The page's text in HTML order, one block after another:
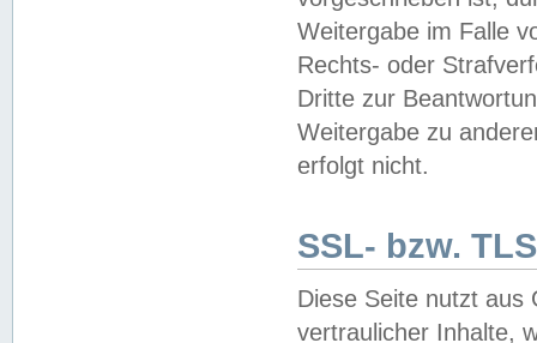
Weitergabe im Falle
Rechts- oder
Dritte zur
Weitergabe zu
erfolgt nicht.
SSL- bzw.
Diese Seite nutzt aus
vertraulicher Inhalte,